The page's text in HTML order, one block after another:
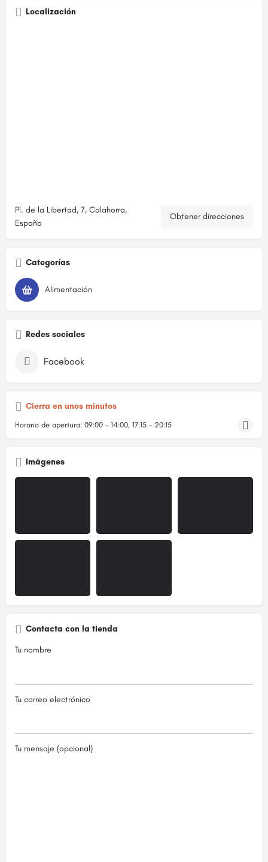
Localización
Pl. de la Libertad, 7, Calahorra,
España
Obtener direcciones
Categorías
Alimentación
Redes sociales
Facebook
Cierra en unos minutos
Horario de apertura: 09:00 - 14:00, 17:15 - 20:15
Imágenes
Contacta con la tienda
Tu nombre
Tu correo electrónico
Tu mensaje (opcional)